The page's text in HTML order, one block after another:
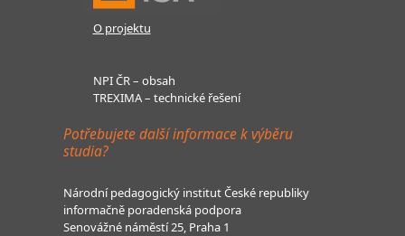
O projektu
NPI ČR – obsah
TREXIMA – technické řešení
Potřebujete další informace k výběru
studia?
Národní pedagogický institut České republiky
informačně poradenská podpora
Senovážné náměstí 25, Praha 1